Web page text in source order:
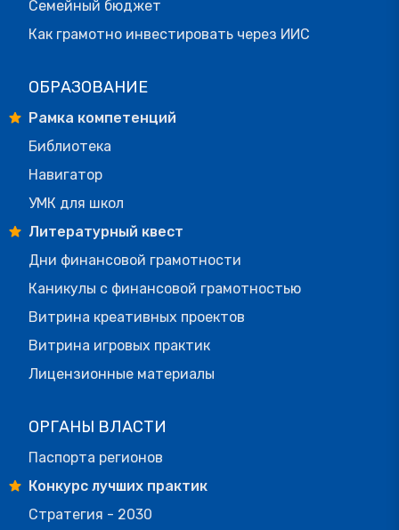
Семейный бюджет
Как грамотно инвестировать через ИИС
ОБРАЗОВАНИЕ
Рамка компетенций
Библиотека
Навигатор
УМК для школ
Литературный квест
Дни финансовой грамотности
Каникулы с финансовой грамотностью
Витрина креативных проектов
Витрина игровых практик
Лицензионные материалы
ОРГАНЫ ВЛАСТИ
Паспорта регионов
Конкурс лучших практик
Стратегия - 2030